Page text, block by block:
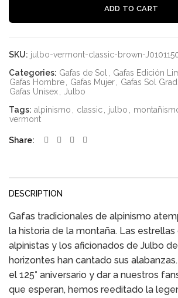
ADD TO CART
SKU: julbo-vermont-classic-brown-
Categories: Gafas de Sol Gafas Edición
Gafas Hombre
Gafas Mujer Gafas Sol
Gafas Unisex
Julbo
Tags: alpinismo classic julbo
vermont
Share
DESCRIPTION
Gafas tradicionales de alpinismo
la historia de la montaña. Las estrellas
alpinistas y los aficionados de Julbo
horizontes han cantado sus
el 125° aniversario y dar a nuestros
que esperan, hemos reeditado la